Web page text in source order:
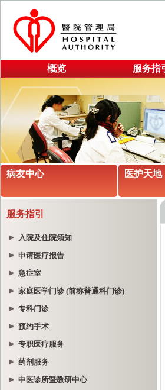
概览 服务指
病友中心 医护天地
服务指引
入院及住院须知
申请医疗报告
急症室
家庭医学门诊 (前称普通科门诊)
专科门诊
预约手术
专职医疗服务
药剂服务
中医诊所暨教研中心